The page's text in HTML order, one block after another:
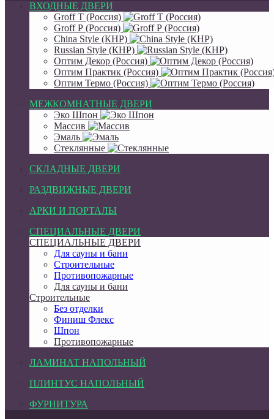
ВХОДНЫЕ ДВЕРИ
Groff Т (Россия)
Groff Р (Россия)
China Style (КНР)
Russian Style (КНР)
Оптим Декор (Россия)
Оптим Практик (Россия)
Оптим Термо (Россия)
МЕЖКОМНАТНЫЕ ДВЕРИ
Эко Шпон
Массив
Эмаль
Стеклянные
СКЛАДНЫЕ ДВЕРИ
РАЗДВИЖНЫЕ ДВЕРИ
АРКИ И ПОРТАЛЫ
СПЕЦИАЛЬНЫЕ ДВЕРИ
СПЕЦИАЛЬНЫЕ ДВЕРИ
Для сауны и бани
Строительные
Противопожарные
Для сауны и бани
Строительные
Без отделки
Финиш Флекс
Шпон
Противопожарные
ЛАМИНАТ НАПОЛЬНЫЙ
ПЛИНТУС НАПОЛЬНЫЙ
ФУРНИТУРА